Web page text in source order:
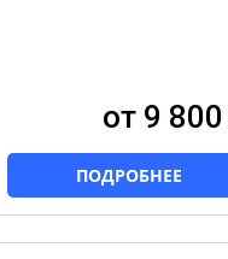
от 9
ПОДРОБНЕЕ